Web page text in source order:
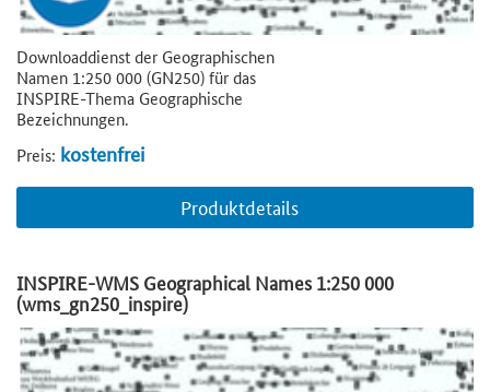
Downloaddienst der Geographischen
Namen 1:250 000 (GN250) für das
INSPIRE-Thema Geographische
Bezeichnungen.
Preis: kostenfrei
Produktdetails
INSPIRE-WMS Geographical Names 1:250 000
(wms_gn250_inspire)